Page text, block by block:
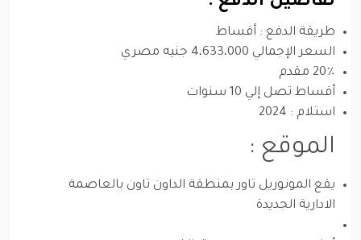
طريقة الدفع : أقساط
السعر الإجمالي 4،633،000 جنيه مصري
20٪ مقدم
أقساط تصل إلي 10 سنوات
استلام : 2024
الموقع :
يقع المونوريل تاور بمنطقة الداون تاون بالعاصمة
الادارية الجديدة